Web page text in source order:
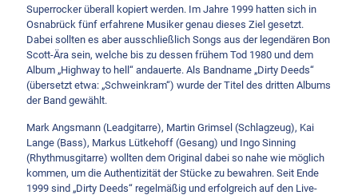
Superrocker überall kopiert werden. Im Jahre 1999 hatten sich in
Osnabrück fünf erfahrene Musiker genau dieses Ziel gesetzt.
Dabei sollten es aber ausschließlich Songs aus der legendären Bon
Scott-Ära sein, welche bis zu dessen frühem Tod 1980 und dem
Album „Highway to hell“ andauerte. Als Bandname „Dirty Deeds“
(übersetzt etwa: „Schweinkram“) wurde der Titel des dritten Albums
der Band gewählt.
Mark Angsmann (Leadgitarre), Martin Grimsel (Schlagzeug), Kai
Lange (Bass), Markus Lütkehoff (Gesang) und Ingo Sinning
(Rhythmusgitarre) wollten dem Original dabei so nahe wie möglich
kommen, um die Authentizität der Stücke zu bewahren. Seit Ende
1999 sind „Dirty Deeds“ regelmäßig und erfolgreich auf den Live-